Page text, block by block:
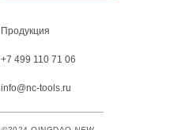
+7 499 110 71 06
info@nc-tools.ru
Продукция